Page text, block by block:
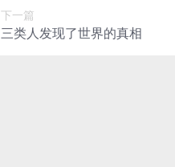
下一篇
三类人发现了世界的真相